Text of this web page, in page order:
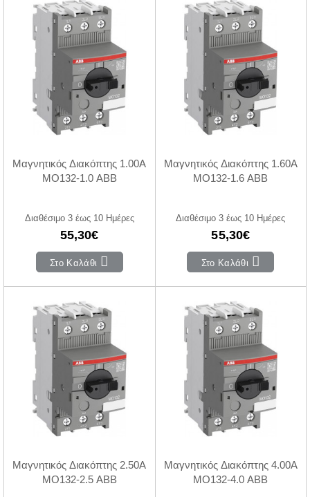
Μαγνητικός Διακόπτης 1.00A
MO132-1.0 ABB
Διαθέσιμο 3 έως 10 Ημέρες
55,30€
Στο Καλάθι
Μαγνητικός Διακόπτης 1.60A
MO132-1.6 ABB
Διαθέσιμο 3 έως 10 Ημέρες
55,30€
Στο Καλάθι
Μαγνητικός Διακόπτης 2.50A
MO132-2.5 ABB
Μαγνητικός Διακόπτης 4.00A
MO132-4.0 ABB